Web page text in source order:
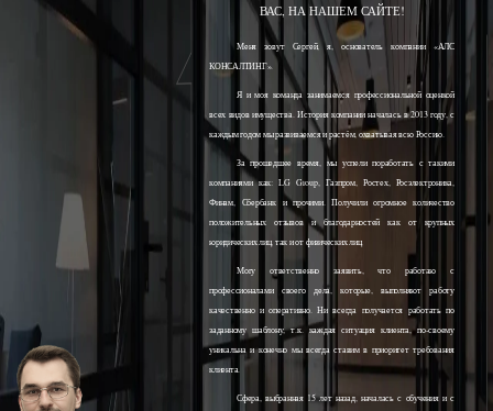
ВАС, НА НАШЕМ САЙТЕ!
Меня зовут Сергей, я, основатель компании «АЛС
КОНСАЛТИНГ».
Я и моя команда занимаемся профессиональной оценкой
всех видов имущества. История компании началась в 2013 году, с
каждым годом мы развиваемся и растём, охватывая всю Россию.
За прошедшее время, мы успели поработать с такими
компаниями как: LG Group, Газпром, Ростех, Росэлектроника,
Финам, Сбербанк и прочими. Получили огромное количество
положительных отзывов и благодарностей как от крупных
юридических лиц, так и от физических лиц.
Могу ответственно заявить, что работаю с
профессионалами своего дела, которые, выполняют работу
качественно и оперативно. Ни всегда получается работать по
заданному шаблону, т.к. каждая ситуация клиента, по-своему
уникальна и конечно мы всегда ставим в приоритет требования
клиента.
Сфера, выбранная 15 лет назад, началась с обучения и с